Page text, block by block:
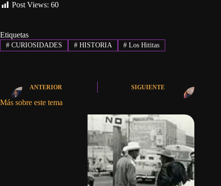
Post Views: 60
Etiquetas
#CURIOSIDADES #HISTORIA # Los Hititas
ANTERIOR SIGUIENTE
Más sobre este tema